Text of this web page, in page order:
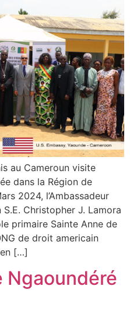
au Cameroun visite
dans la Région de
2024, l’Ambassadeur
Christopher J. Lamora
primaire Sainte Anne de
de droit americain
[…]
Ngaoundéré